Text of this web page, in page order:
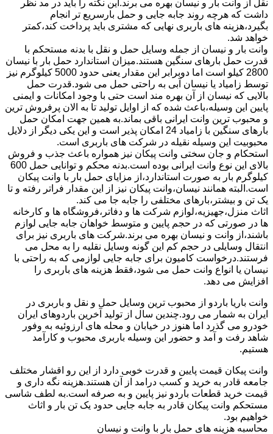
نقل از وانت بار و نیسان بهره می برند.این نکته را باید در مد نظر
داشت که هرچه روند جابه جایی و حمل بارسریع تر انجام
بگیرد،هزینه های باربری نهایی که مشتری باید پرداخت کند،کمتر
خواهد شد.
وانت بار و نیسان از جمله وسایل حمل و نقل با بدنه مستحکم با
قدرت حمل بارهای سنگین هستند.میزان استاندارد حمل بار با نیسان
2800 کیلو است اما دوبرابر این مقدار یعنی حدود 5000 کیلوگرم نیز
توسط زامیاد یا نیسان آبی به راحتی حمل می شود.قدرت حمل
بالایی که نیسان از آن بهره مند است حتی با وجود امکانات و ایمنی
پایین این وسیله،باعث شده که از اوایل تولید تا به الان پرفروش ترین
و محبوب ترین وانت ایرانی باقی بماند.به همین جهت امکان حمل
بارهای سنگین با زامیاد 24 امکان پذیر است و این یکی دیگر از دلایل
محبوبیت این وسیله نقیله در شرکت های باربری است.
استحکام و جان سختی وانت پیکان نیز همواره باعث جذب و فروش
بالای این نوع وانت ایرانی بوده است.بدنه محکم و توانایی حمل 600
کیلوگرم بار به صورت استاندارد،از مزایای حمل بار با وانت پیکان
است.البته همانند نیسان،وانت پیکان نیز از این مقدار فراتر رفته و تا
یک تن و بیشتر،بارهای مختلفی را جابه جا می کند.
اثاث منزل،جهیزیه،لوازم شرکت ها و دفاتر،فروشگاه ها و کارخانه
ها در صورتی که در حجم پایین و متوسط خواهان جابه جایی لوازم
باشند،از وانت و نیسان بهره می برند.شرکت های باربری نیز برای
انتقال وسایلی در حجم کم این گونه وسایل نقلیه را به محل می
فرستند.درخواست کامیون برای جابه جایی لوازمی که به راحتی با
نیسان یا انواع وانت حمل می شود،فقط هزینه های باربری را
افزایش می دهد.
وانت باریا باردو از محبوب ترین وسایل حمل و نقل و باربری در
ایران به شمار می رود.چندین سال از تولید آخرین باردوهای ایران
خودرو می گذرد اما هنوز در خیابان و محله های ارزوئیه به وفور
شاهد رفت و آمد و حضور این وسیله باربری محبوب و کارآمد
هستیم.
وانت پیکان قیمت پایین و قدرت خوبی دارد از این رو اقشار مختلف
جامعه قادر به خرید و کسب درامد از آن هستند.هزینه نگه داری و
قیمت خرید قطعات باردو نیز پایین و به صرفه است.به لطف شاسی
مستحکم وانت پیکان قادر به جابه جایی حدود یک تن بار و اثاث
خواهیم بود.
محاسبه هزینه های حمل بار با وانت و نیسان